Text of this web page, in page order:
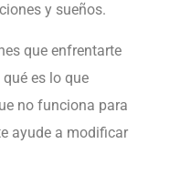
y sueños.
que enfrentarte
es lo que
no funciona para
ayude a modificar